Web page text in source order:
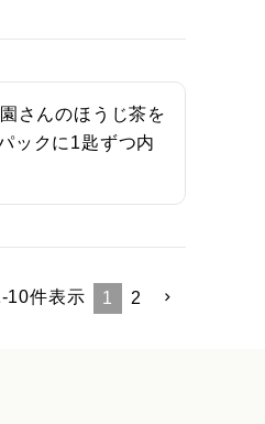
さんのほうじ茶を
ックに1匙ずつ内
-10件表示 1 2